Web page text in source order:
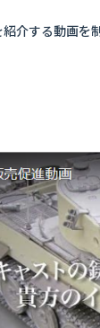
紹介する動画